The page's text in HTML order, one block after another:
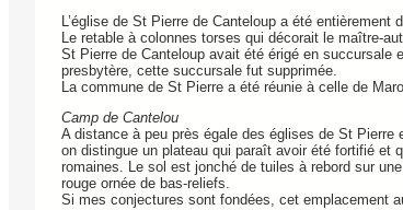
L’église de St Pierre de Canteloup a été entièrement
Le retable à colonnes torses qui décorait le maître-
St Pierre de Canteloup avait été érigé en succursale
presbytère, cette succursale fut supprimée.
La commune de St Pierre a été réunie à celle de
Camp de Cantelou
A distance à peu près égale des églises de St
on distingue un plateau qui paraît avoir été fortifié et
romaines. Le sol est jonché de tuiles à rebord sur
rouge ornée de bas-reliefs.
Si mes conjectures sont fondées, cet emplacement